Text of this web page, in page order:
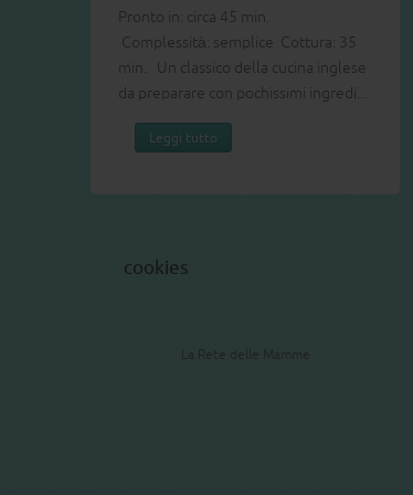
Pronto in: circa 45 min.
Complessità: semplice Cottura: 35
min. Un classico della cucina inglese
da preparare con pochissimi ingredi...
ogni
cookies
La Rete delle Mamme